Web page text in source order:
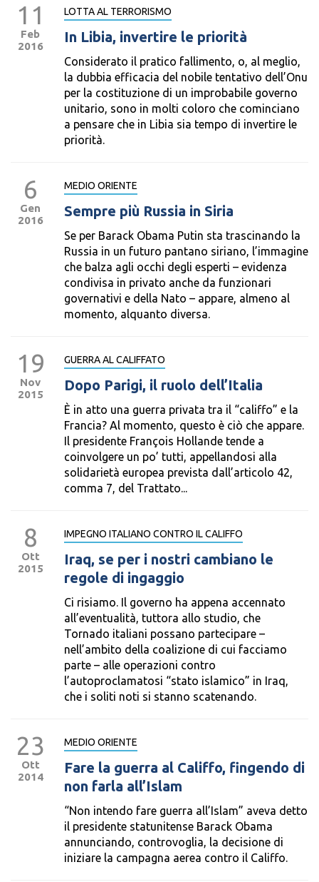
11
Feb
2016
LOTTA AL TERRORISMO
In Libia, invertire le priorità
Considerato il pratico fallimento, o, al meglio,
la dubbia efficacia del nobile tentativo dell’Onu
per la costituzione di un improbabile governo
unitario, sono in molti coloro che cominciano
a pensare che in Libia sia tempo di invertire le
priorità.
6
Gen
2016
MEDIO ORIENTE
Sempre più Russia in Siria
Se per Barack Obama Putin sta trascinando la
Russia in un futuro pantano siriano, l’immagine
che balza agli occhi degli esperti – evidenza
condivisa in privato anche da funzionari
governativi e della Nato – appare, almeno al
momento, alquanto diversa.
19
Nov
2015
GUERRA AL CALIFFATO
Dopo Parigi, il ruolo dell’Italia
È in atto una guerra privata tra il “califfo” e la
Francia? Al momento, questo è ciò che appare.
Il presidente François Hollande tende a
coinvolgere un po’ tutti, appellandosi alla
solidarietà europea prevista dall’articolo 42,
comma 7, del Trattato...
8
Ott
2015
IMPEGNO ITALIANO CONTRO IL CALIFFO
Iraq, se per i nostri cambiano le
regole di ingaggio
Ci risiamo. Il governo ha appena accennato
all’eventualità, tuttora allo studio, che
Tornado italiani possano partecipare –
nell’ambito della coalizione di cui facciamo
parte – alle operazioni contro
l’autoproclamatosi “stato islamico” in Iraq,
che i soliti noti si stanno scatenando.
23
Ott
2014
MEDIO ORIENTE
Fare la guerra al Califfo, fingendo di
non farla all’Islam
“Non intendo fare guerra all’Islam” aveva detto
il presidente statunitense Barack Obama
annunciando, controvoglia, la decisione di
iniziare la campagna aerea contro il Califfo.